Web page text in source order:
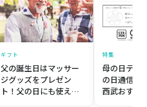
ギフト
父の誕生日はマッサー
ジグッズをプレゼン
ト！父の日にも使える
特集
母の日テス
の日通信簿
西武おすす